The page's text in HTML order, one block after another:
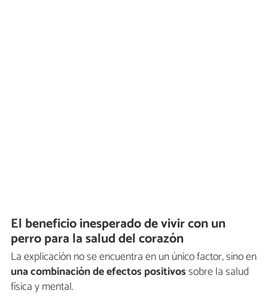
El beneficio inesperado de vivir con un
perro para la salud del corazón
La explicación no se encuentra en un único factor, sino en
una combinación de efectos positivossobre la salud
física y mental.